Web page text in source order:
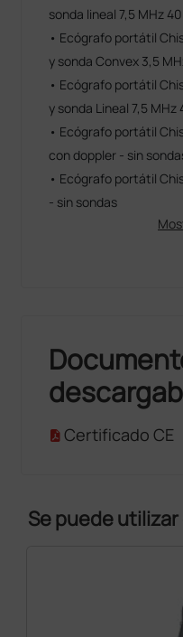
sonda lineal 7,5 MHz
• Ecógrafo portátil
y sonda Convex 3,5
• Ecógrafo portátil
y sonda Lineal 7,5 MHz
• Ecógrafo portátil
con doppler - sin
• Ecógrafo portátil
- sin sondas
Certificado CE
Se puede